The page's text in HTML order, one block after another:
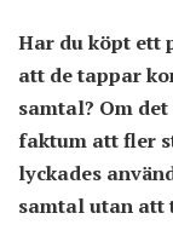
Har du köpt ett
att de tappar
samtal? Om
faktum att fler
lyckades
samtal utan att